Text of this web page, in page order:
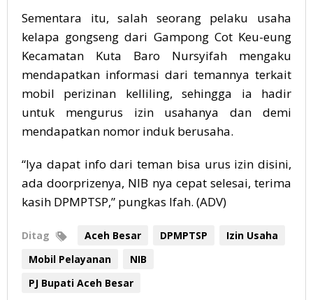
Sementara itu, salah seorang pelaku usaha
kelapa gongseng dari Gampong Cot Keu-eung
Kecamatan Kuta Baro Nursyifah mengaku
mendapatkan informasi dari temannya terkait
mobil perizinan kelliling, sehingga ia hadir
untuk mengurus izin usahanya dan demi
mendapatkan nomor induk berusaha.
“Iya dapat info dari teman bisa urus izin disini,
ada doorprizenya, NIB nya cepat selesai, terima
kasih DPMPTSP,” pungkas Ifah. (ADV)
Ditag Aceh Besar DPMPTSP
Izin Usaha
Mobil Pelayanan
NIB
PJ Bupati Aceh Besar